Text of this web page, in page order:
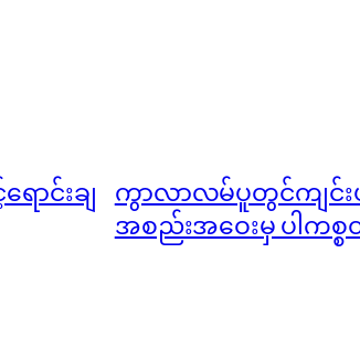
ာင်းချ
ကွာလာလမ်ပူတွင်ကျင်း
အစည်းအဝေးမှ ပါက